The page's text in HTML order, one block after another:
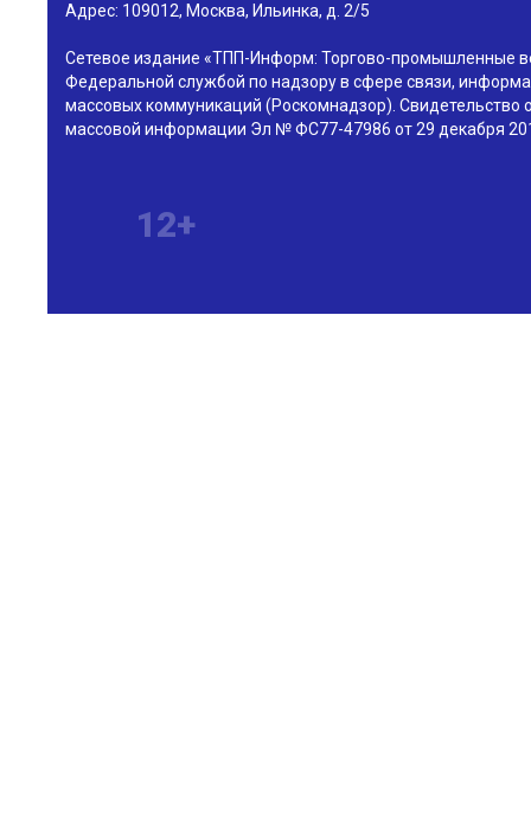
Адрес: 109012, Москва, Ильинка, д. 2/5
Сетевое издание «ТПП-Информ: Торгово-промышленные
Федеральной службой по надзору в сфере связи,
массовых коммуникаций (Роскомнадзор). Свидетельство
массовой информации Эл № ФС77-47986 от 29 декабря
12+